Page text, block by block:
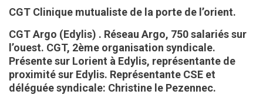
CGT Clinique mutualiste de la porte de l’orient.
CGT Argo (Edylis) . Réseau Argo, 750 salariés sur
l’ouest. CGT, 2ème organisation syndicale.
Présente sur Lorient à Edylis, représentante de
proximité sur Edylis. Représentante CSE et
déléguée syndicale: Christine le Pezennec.